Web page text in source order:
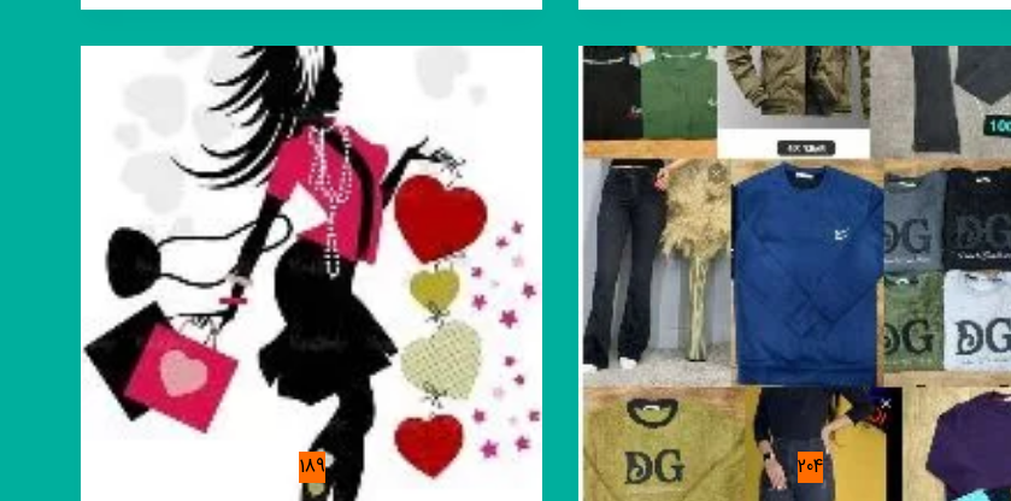
پوشاک
سکه
پخش
و
204
189